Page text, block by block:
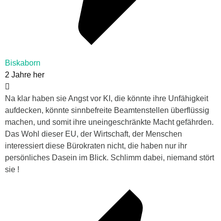
Biskaborn
2 Jahre her
Na klar haben sie Angst vor KI, die könnte ihre Unfähigkeit
aufdecken, könnte sinnbefreite Beamtenstellen überflüssig
machen, und somit ihre uneingeschränkte Macht gefährden.
Das Wohl dieser EU, der Wirtschaft, der Menschen
interessiert diese Bürokraten nicht, die haben nur ihr
persönliches Dasein im Blick. Schlimm dabei, niemand stört
sie !